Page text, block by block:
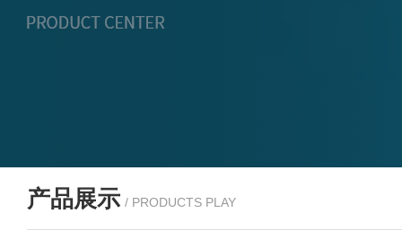
产品展示 / PRODUCTS PLAY